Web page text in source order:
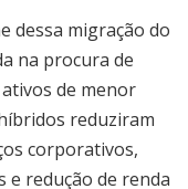
dessa migração do
na procura de
de menor
reduziram
corporativos,
e redução de renda